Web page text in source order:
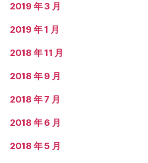
2019 年 3 月
2019 年 1 月
2018 年 11 月
2018 年 9 月
2018 年 7 月
2018 年 6 月
2018 年 5 月